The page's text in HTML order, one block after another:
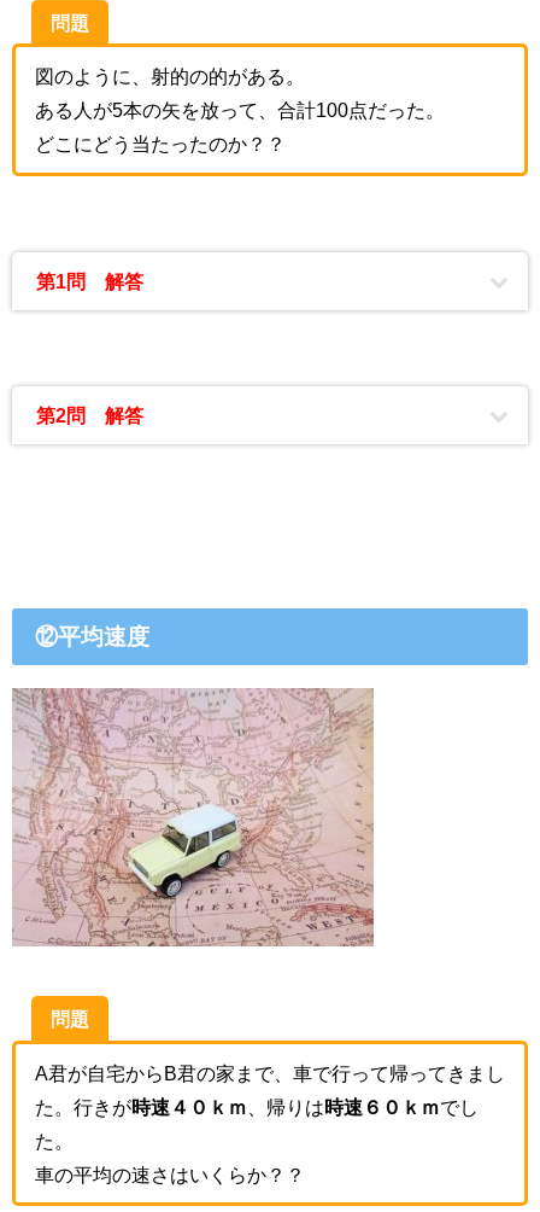
問題
図のように、射的の的がある。
ある人が5本の矢を放って、合計100点だった。
どこにどう当たったのか？？
第1問 解答
第2問 解答
⑫平均速度
問題
A君が自宅からB君の家まで、車で行って帰ってきまし
た。行きが時速４０ｋｍ 、帰りは時速６０ｋｍでし
た。
車の平均の速さはいくらか？？